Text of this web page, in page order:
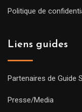
Politique de
Liens guides
Partenaires de Guide
Presse/Media